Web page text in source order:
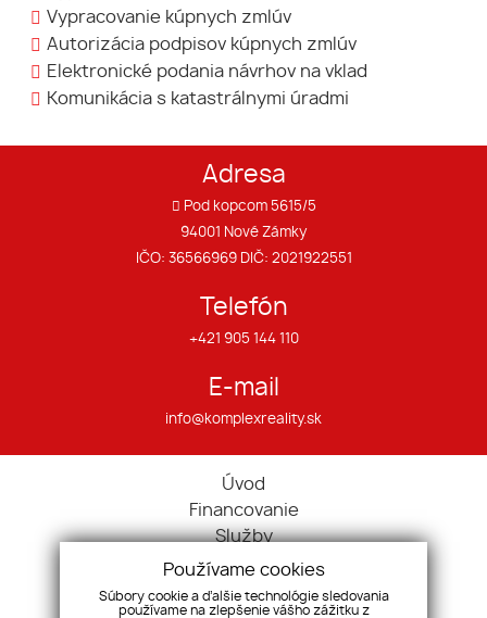
Vypracovanie kúpnych zmlúv
Autorizácia podpisov kúpnych zmlúv
Elektronické podania návrhov na vklad
Komunikácia s katastrálnymi úradmi
Adresa
Pod kopcom 5615/5
94001 Nové Zámky
IČO: 36566969 DIČ: 2021922551
Telefón
+421 905 144 110
E-mail
info@komplexreality.sk
Úvod
Financovanie
Služby
O nás
Náš tím
Kontakt
Používame cookies
Súbory cookie a ďalšie technológie sledovania
používame na zlepšenie vášho zážitku z